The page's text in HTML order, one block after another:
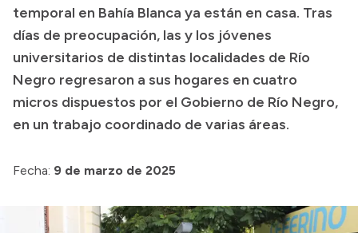
Compras y licitaciones
Consulta de expedientes
Consulta de pago a proveedores
Convocatorias
Intranet
temporal en Bahía Blanca ya están en casa. Tras
días de preocupación, las y los jóvenes
universitarios de distintas localidades de Río
Negro regresaron a sus hogares en cuatro
micros dispuestos por el Gobierno de Río Negro,
en un trabajo coordinado de varias áreas.
Fecha: 9 de marzo de 2025